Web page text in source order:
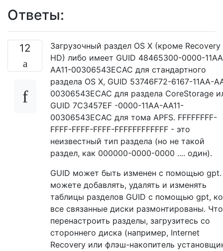
Ответы:
12
Загрузочный раздел OS X (кроме Recovery
HD) либо имеет GUID 48465300-0000-
AA11-00306543ECAC для стандартного
раздела OS X, GUID 53746F72-6167-11AA-
00306543ECAC для раздела CoreStorage
GUID 7C3457EF -0000-11AA-AA11-
00306543ECAC для тома APFS. FFFFFFFF-
FFFF-FFFF-FFFF-FFFFFFFFFFFF - это
неизвестный тип раздела (но не такой
раздел, как 000000-0000-0000 .... один).
GUID может быть изменен с помощью
можете добавлять, удалять и изменять
таблицы разделов GUID с помощью gpt,
все связанные диски размонтированы.
перенастроить разделы, загрузитесь со
стороннего диска (например, Internet
Recovery или флэш-накопитель